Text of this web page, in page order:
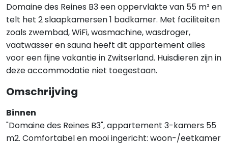
Domaine des Reines B3 een oppervlakte van 55 m² en
telt het 2 slaapkamersen 1 badkamer. Met faciliteiten
zoals zwembad, WiFi, wasmachine, wasdroger,
vaatwasser en sauna heeft dit appartement alles
voor een fijne vakantie in Zwitserland. Huisdieren zijn in
deze accommodatie niet toegestaan.
Omschrijving
Binnen
"Domaine des Reines B3", appartement 3-kamers 55
m2. Comfortabel en mooi ingericht: woon-/eetkamer